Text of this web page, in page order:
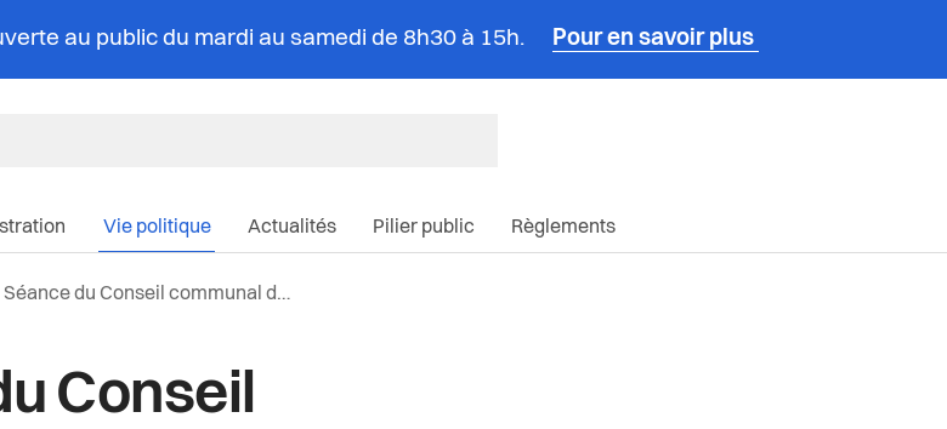
au public du mardi au samedi de 8h30 à 15h. Pour en savoir plus
Vie politique Actualités Pilier public Règlements
Page actuelle:
Séance du Conseil communal du jeudi 11 décembre 2025 - 19h (séance de relevé)
Conseil